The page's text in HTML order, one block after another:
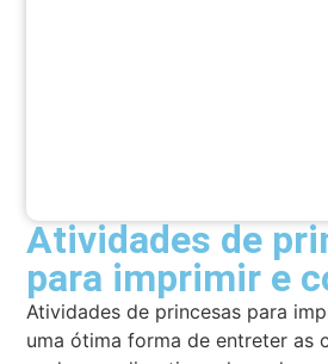
Atividades de
para imprimir e
Atividades de princesas para
uma ótima forma de entreter as